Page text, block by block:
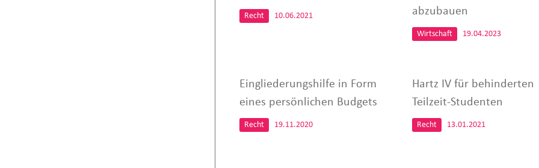
Recht 10.06.2021
abzubauen
Wirtschaft 19.04.2023
Eingliederungshilfe in Form
eines persönlichen Budgets
Recht 19.11.2020
Hartz IV für behinderten
Teilzeit-Studenten
Recht 13.01.2021